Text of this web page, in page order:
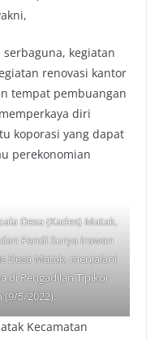
kegiatan
renovasi kantor
tempat pembuangan
diri
koporasi yang dapat
perekonomian
Desa (Kades) Matak,
Fendi Surya Irawan
Desa Matak, menjalani
di Pengadilan Tipikor
(9/5/2022).
Kecamatan